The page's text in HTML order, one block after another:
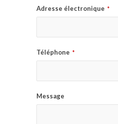
Adresse électronique *
Téléphone *
Message